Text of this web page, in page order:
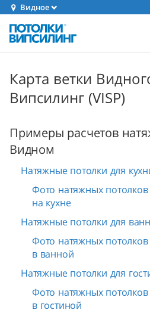
Видное
Карта ветки
Випсилинг (VISP)
Примеры расчетов
Видном
Натяжные потолки для
Фото натяжных потолков
на кухне
Натяжные потолки для
Фото натяжных потолков
в ванной
Натяжные потолки для
Фото натяжных потолков
в гостиной